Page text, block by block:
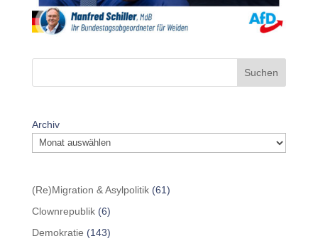
Suchen
Archiv
(Re)Migration & Asylpolitik(61)
Clownrepublik(6)
Demokratie (143)